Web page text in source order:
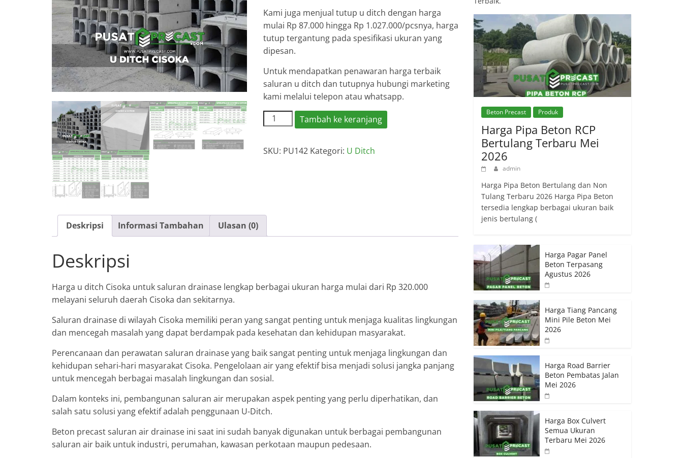
Kami juga menjual tutup u ditch dengan harga
mulai Rp 87.000 hingga Rp 1.027.000/pcsnya, harga
tutup tergantung pada spesifikasi ukuran yang
dipesan.
Untuk mendapatkan penawaran harga terbaik
saluran u ditch dan tutupnya hubungi marketing
kami melalui telepon atau whatsapp.
Kuantitas
Harga
Ditch
Tambah ke keranjang
SKU: PU142 Kategori: U Ditch
Deskripsi Informasi Tambahan Ulasan (0)
Deskripsi
Harga u ditch Cisoka untuk saluran drainase lengkap berbagai ukuran harga mulai dari Rp 320.000
melayani seluruh daerah Cisoka dan sekitarnya.
Saluran drainase di wilayah Cisoka memiliki peran yang sangat penting untuk menjaga kualitas lingkungan
dan mencegah masalah yang dapat berdampak pada kesehatan dan kehidupan masyarakat.
Perencanaan dan perawatan saluran drainase yang baik sangat penting untuk menjaga lingkungan dan
kehidupan sehari-hari masyarakat Cisoka. Pengelolaan air yang efektif bisa menjadi solusi jangka panjang
untuk mencegah berbagai masalah lingkungan dan sosial.
Dalam konteks ini, pembangunan saluran air merupakan aspek penting yang perlu diperhatikan, dan
salah satu solusi yang efektif adalah penggunaan U-Ditch.
Beton precast saluran air drainase ini saat ini sudah banyak digunakan untuk berbagai pembangunan
saluran air baik untuk industri, perumahan, kawasan perkotaan maupun pedesaan.
Beton Precast Produk
Harga Pipa Beton RCP
Bertulang Terbaru Mei
2026
admin
Harga Pipa Beton Bertulang dan Non
Tulang Terbaru 2026 Harga Pipa Beton
tersedia lengkap berbagai ukuran baik
jenis bertulang (
Harga Pagar Panel
Beton Terpasang
Agustus 2026
Harga Tiang Pancang
Mini Pile Beton Mei
2026
Harga Road Barrier
Beton Pembatas Jalan
Mei 2026
Harga Box Culvert
Semua Ukuran
Terbaru Mei 2026